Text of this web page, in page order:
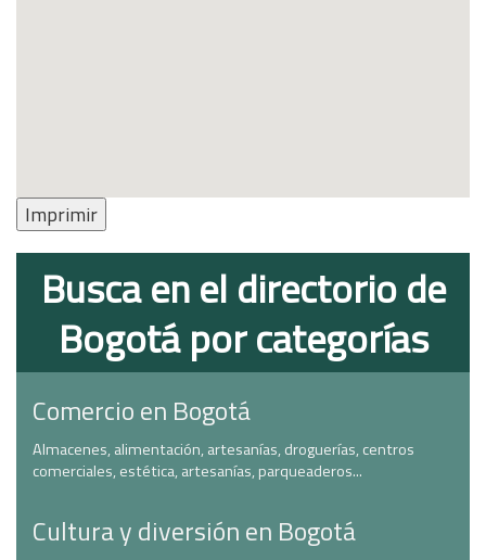
Imprimir
Busca en el directorio de
Bogotá por categorías
Comercio en Bogotá
Almacenes, alimentación, artesanías, droguerías, centros
comerciales, estética, artesanías, parqueaderos...
Cultura y diversión en Bogotá